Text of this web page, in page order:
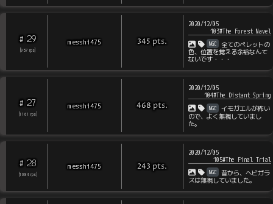
# 29
[957 rps
messhi475 345 pts.
2020/12/05
103#The Forest Navel
NGC
全てのペレットの
色、位置を覚える余裕なんて
ないです・・・
# 27
1161 rps
messhi475 468 pts.
2020/12/05
104#The Distant Spring
NGC
イモガエルが怖い
ので、よく無視していまし
た。
# 28
1084 rps
messhi475 243 pts.
2020/12/05
105#The Final Trial
NGC
昔から、ヘビガラ
スは無視していました。